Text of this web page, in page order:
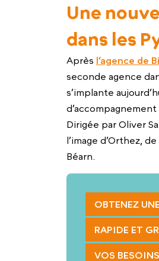
Une
dans les
Après l’agence de
seconde agence
s’implante
Dirigée par Oliver
l’image d’Orthez,
Béarn.
OBTENEZ
RAPIDE ET
VOS BESOINS